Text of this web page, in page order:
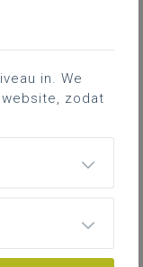
(enkel 2de
2023)
in. We
zodat